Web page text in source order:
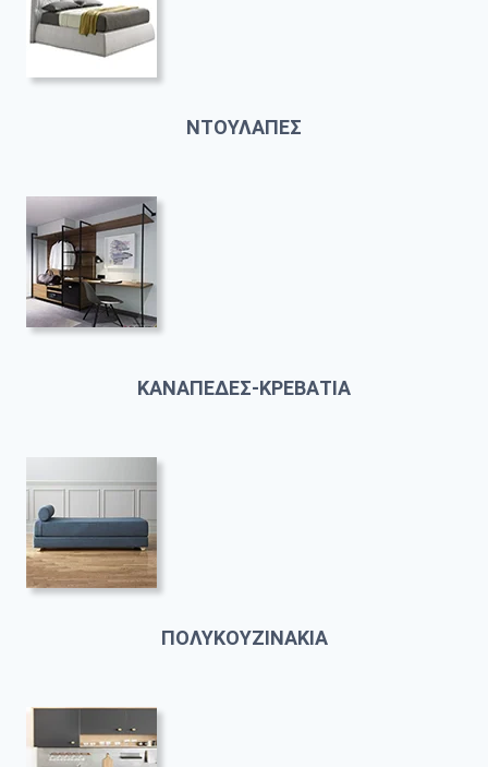
ΝΤΟΥΛΑΠΕΣ
ΚΑΝΑΠΕΔΕΣ-ΚΡΕΒΑΤΙΑ
ΠΟΛΥΚΟΥΖΙΝΑΚΙΑ